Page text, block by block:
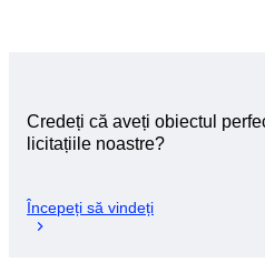
Credeți că aveți obiectul
licitațiile noastre?
Începeți să vindeți